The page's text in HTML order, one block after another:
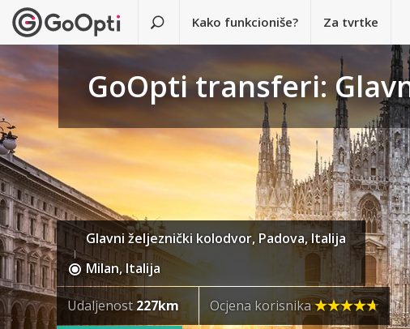
Kako funkcioniše? Za tvrtke
GoOpti transferi:
Glavni željeznički kolodvor, Padova, Italija
Milan, Italija
Udaljenost 227km Ocjena korisnika